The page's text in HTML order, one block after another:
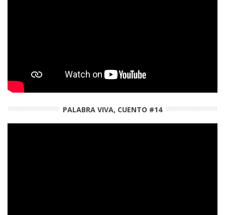
PALABRA VIVA, CUENTO #14